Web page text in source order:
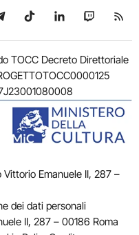
su WhatsApp
su Telegram
Seguici su TikTok
Seguici su
Seguici
TOCC Decreto Direttoriale
Emanuele II, 287 –
dei dati personali
II, 287 – 00186 Roma